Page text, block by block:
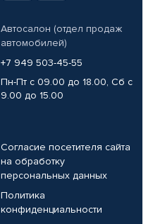
Автосалон (отдел продаж
автомобилей)
+7 949 503-45-55
Пн-Пт с 09.00 до 18.00, Сб с
9.00 до 15.00
Согласие посетителя сайта
на обработку
персональных данных
Политика
конфиденциальности